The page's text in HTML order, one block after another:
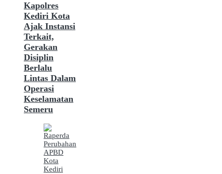
Kapolres
Kediri Kota
Ajak Instansi
Terkait,
Gerakan
Disiplin
Berlalu
Lintas Dalam
Operasi
Keselamatan
Semeru